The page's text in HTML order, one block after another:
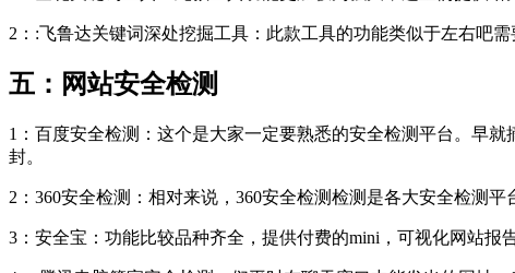
2：:飞鲁达关键词深处挖掘工具：此款工具的功能类似于左右吧
五：网站安全检测
1：百度安全检测：这个是大家一定要熟悉的安全检测平台。早
封。
2：360安全检测：相对来说，360安全检测检测是各大安全检测
3：安全宝：功能比较品种齐全，提供付费的mini，可视化网站报